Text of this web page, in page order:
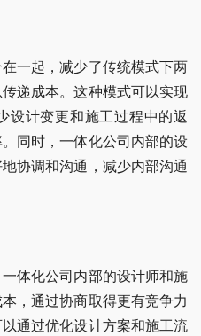
一起，减少了传统模式下两
递成本。这种模式可以实现
设计变更和施工过程中的返
同时，一体化公司内部的设
协调和沟通，减少内部沟通
体化公司内部的设计师和施
，通过协商取得更有竞争力
通过优化设计方案和施工流